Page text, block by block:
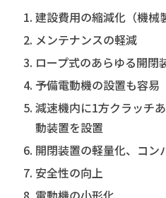
建設費用の縮減化（機械
メンテナンスの軽減
ロープ式のあらゆる開閉
予備電動機の設置も容易
減速機内に1方クラッチ
動装置を設置
開閉装置の軽量化、コン
安全性の向上